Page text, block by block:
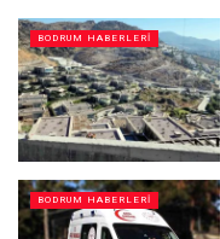
BODRUM HABERLERI
BODRUM HABERLERI